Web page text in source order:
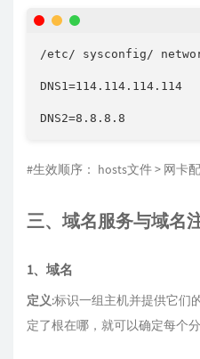
/etc/ sysconfig/
DNS1=114.114.114.114
DNS2=8.8.8.8
#生效顺序： hosts文件 > 网卡
三、域名服务与域名
1、域名
定义:标识一组主机并提供它们
定了根在哪，就可以确定每个分